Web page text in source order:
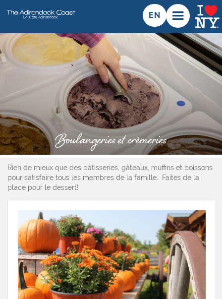
Boulangeries et crèmeries
Rien de mieux que des pâtisseries, gâteaux, muffins et boissons
pour satisfaire tous les membres de la famille. Faites de la
place pour le dessert!
EN